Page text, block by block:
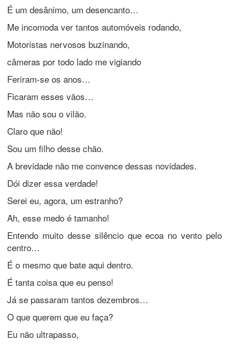
É um desânimo, um desencanto…
Me incomoda ver tantos automóveis rodando,
Motoristas nervosos buzinando,
câmeras por todo lado me vigiando
Feriram-se os anos…
Ficaram esses vãos…
Mas não sou o vilão.
Claro que não!
Sou um filho desse chão.
A brevidade não me convence dessas novidades.
Dói dizer essa verdade!
Serei eu, agora, um estranho?
Ah, esse medo é tamanho!
Entendo muito desse silêncio que ecoa no vento pelo
centro…
É o mesmo que bate aqui dentro.
É tanta coisa que eu penso!
Já se passaram tantos dezembros…
O que querem que eu faça?
Eu não ultrapasso,